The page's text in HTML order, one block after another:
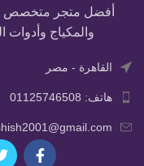
أفضل متجر متخصص
والمكياج وأدوات
القاهرة - مصر
هاتف: 01125746508